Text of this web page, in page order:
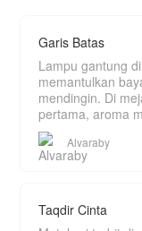
Garis Batas
Lampu gantung
memantulkan
mendingin. Di
pertama, aroma
ditelan k
Alvaraby
Taqdir Cinta